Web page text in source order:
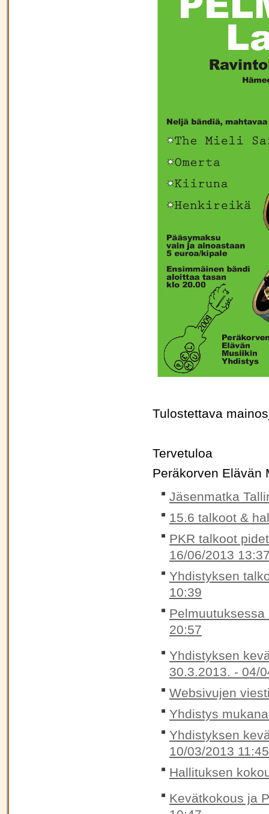
Tulostettava
Tervetuloa
Peräkorven Elävän
Jäsenmatka
15.6 talkoot &
PKR talkoot
16/06/2013
Yhdistyksen
10:39
20:57
Yhdistyksen
30.3.2013. - 04/
Websivujen
Yhdistys
Yhdistyksen
10/03/2013 11:45
Hallituksen
Kevätkokous ja